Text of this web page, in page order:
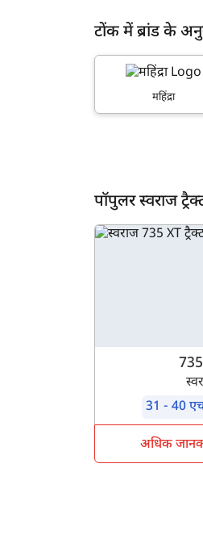
टोंक में ब्रांड के
महिंद्रा
पॉपुलर स्वराज
31 - 40
अधिक